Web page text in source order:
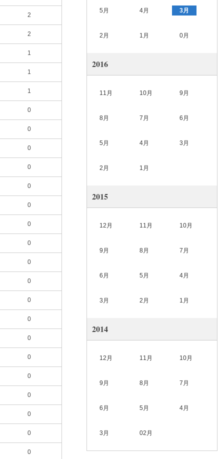
2
2
1
1
1
0
0
0
0
0
0
0
0
0
0
0
0
0
0
0
0
0
0
0
5月 4月 3月
2月 1月 0月
2016
11月 10月 9月
8月 7月 6月
5月 4月 3月
2月 1月
2015
12月 11月 10月
9月 8月 7月
6月 5月 4月
3月 2月 1月
2014
12月 11月 10月
9月 8月 7月
6月 5月 4月
3月 02月